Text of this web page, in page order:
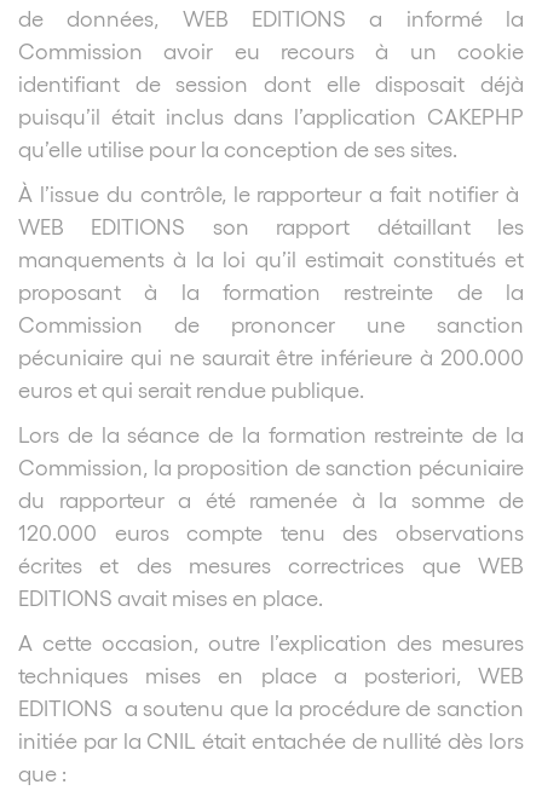
de données, WEB EDITIONS a informé la
Commission avoir eu recours à un cookie
identifiant de session dont elle disposait déjà
puisqu’il était inclus dans l’application CAKEPHP
qu’elle utilise pour la conception de ses sites.
À l’issue du contrôle, le rapporteur a fait notifier à
WEB EDITIONS son rapport détaillant les
manquements à la loi qu’il estimait constitués et
proposant à la formation restreinte de la
Commission de prononcer une sanction
pécuniaire qui ne saurait être inférieure à 200.000
euros et qui serait rendue publique.
Lors de la séance de la formation restreinte de la
Commission, la proposition de sanction pécuniaire
du rapporteur a été ramenée à la somme de
120.000 euros compte tenu des observations
écrites et des mesures correctrices que WEB
EDITIONS avait mises en place.
A cette occasion, outre l’explication des mesures
techniques mises en place a posteriori, WEB
EDITIONS a soutenu que la procédure de sanction
initiée par la CNIL était entachée de nullité dès lors
que :